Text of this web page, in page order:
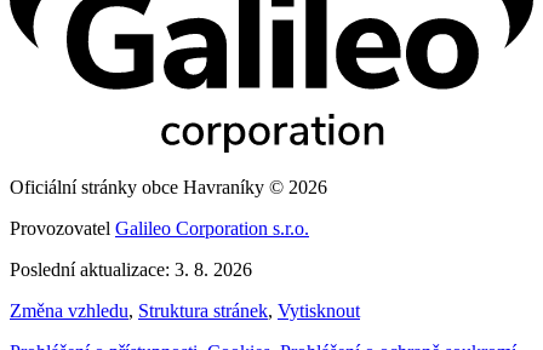
Oficiální stránky obce Havraníky © 2026
Provozovatel Galileo Corporation s.r.o.
Poslední aktualizace: 3. 8. 2026
Změna vzhledu, Struktura stránek, Vytisknout